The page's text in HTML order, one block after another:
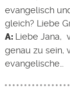
evangelisch
gleich? Liebe
Liebe Jana,
genau zu sein,
evangelische…